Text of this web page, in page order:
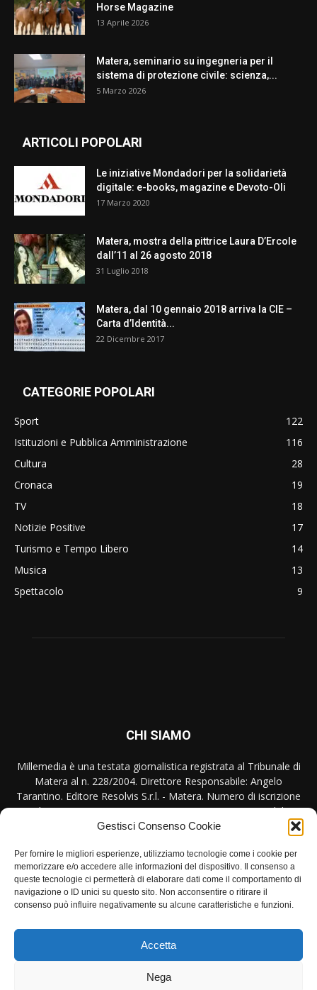
Gestisci Consenso Cookie
Per fornire le migliori esperienze, utilizziamo tecnologie come i cookie per
memorizzare e/o accedere alle informazioni del dispositivo. Il consenso a
queste tecnologie ci permetterà di elaborare dati come il comportamento di
navigazione o ID unici su questo sito. Non acconsentire o ritirare il
consenso può influire negativamente su alcune caratteristiche e funzioni.
Accetta
Nega
Horse Magazine
13 Aprile 2026
Matera, seminario su ingegneria per il
sistema di protezione civile: scienza,...
5 Marzo 2026
ARTICOLI POPOLARI
Le iniziative Mondadori per la solidarietà
digitale: e-books, magazine e Devoto-Oli
17 Marzo 2020
Matera, mostra della pittrice Laura D’Ercole
dall’11 al 26 agosto 2018
31 Luglio 2018
Matera, dal 10 gennaio 2018 arriva la CIE –
Carta d’Identità...
22 Dicembre 2017
CATEGORIE POPOLARI
Sport
122
Istituzioni e Pubblica Amministrazione
116
Cultura
28
Cronaca
19
TV
18
Notizie Positive
17
Turismo e Tempo Libero
14
Musica
13
Spettacolo
9
CHI SIAMO
Millemedia è una testata giornalistica registrata al Tribunale di
Matera al n. 228/2004. Direttore Responsabile: Angelo
Tarantino. Editore Resolvis S.r.l. - Matera. Numero di iscrizione
al ROC Registro Operatori Comunicazione n. 17440 del
31/10/2007
Contattaci:redazione@millemedia.it
SEGUICI